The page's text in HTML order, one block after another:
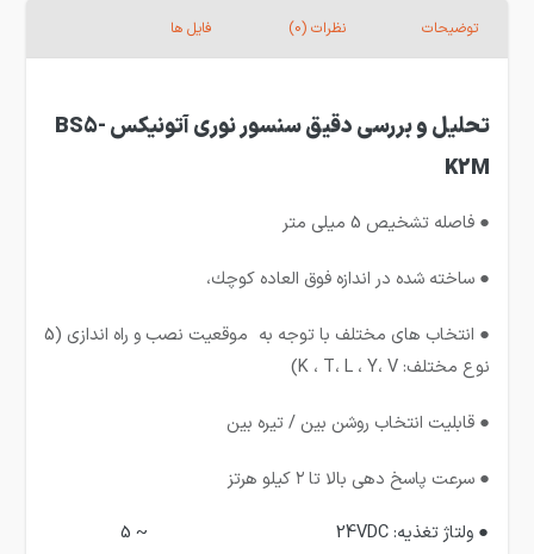
توضیحات نظرات (0) فایل ها
تحلیل و بررسی دقیق سنسور نوری آتونیکسBS5-
K2M
● فاصله تشخیص 5 میلی متر
● ساخته شده در اندازه فوق العاده كوچك،
● انتخاب های مختلف با توجه به موقعیت نصب و راه اندازی (5
نوع مختلف: K ، T، L ، Y، V)
● قابلیت انتخاب روشن بین / تیره بین
● سرعت پاسخ دهی بالا تا ۲ کیلو هرتز
● ولتاژ تغذیه: 24VDC ~ 5